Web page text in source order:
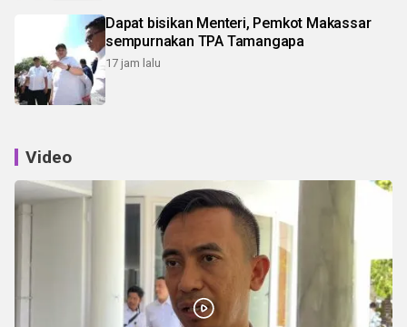
Dapat bisikan Menteri, Pemkot Makassar
sempurnakan TPA Tamangapa
17 jam lalu
Video